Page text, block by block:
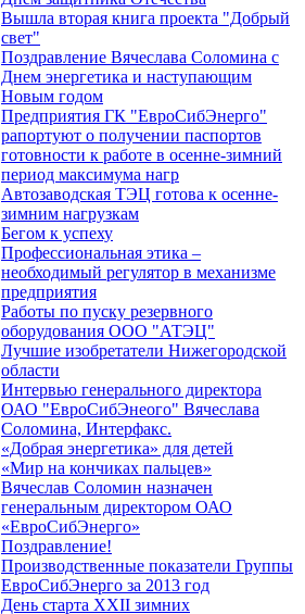
Вышла вторая книга проекта "Добрый
свет"
Поздравление Вячеслава Соломина с
Днем энергетика и наступающим
Новым годом
Предприятия ГК "ЕвроСибЭнерго"
рапортуют о получении паспортов
готовности к работе в осенне-зимний
период максимума нагр
Автозаводская ТЭЦ готова к осенне-
зимним нагрузкам
Бегом к успеху
Профессиональная этика –
необходимый регулятор в механизме
предприятия
Работы по пуску резервного
оборудования ООО "АТЭЦ"
Лучшие изобретатели Нижегородской
области
Интервью генерального директора
ОАО "ЕвроСибЭнеого" Вячеслава
Соломина, Интерфакс.
«Добрая энергетика» для детей
«Мир на кончиках пальцев»
Вячеслав Соломин назначен
генеральным директором ОАО
«ЕвроСибЭнерго»
Поздравление!
Производственные показатели Группы
ЕвроСибЭнерго за 2013 год
День старта XXII зимних